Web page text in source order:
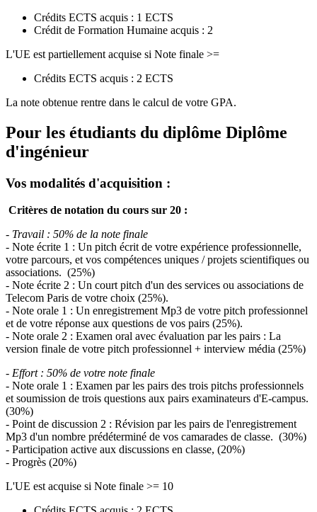
Crédits ECTS acquis : 1 ECTS
Crédit de Formation Humaine acquis : 2
L'UE est partiellement acquise si Note finale >=
Crédits ECTS acquis : 2 ECTS
La note obtenue rentre dans le calcul de votre GPA.
Pour les étudiants du diplôme Diplôme
d'ingénieur
Vos modalités d'acquisition :
Critères de notation du cours sur 20 :
- Travail : 50% de la note finale
- Note écrite 1 : Un pitch écrit de votre expérience professionnelle,
votre parcours, et vos compétences uniques / projets scientifiques ou
associations. (25%)
- Note écrite 2 : Un court pitch d'un des services ou associations de
Telecom Paris de votre choix (25%).
- Note orale 1 : Un enregistrement Mp3 de votre pitch professionnel
et de votre réponse aux questions de vos pairs (25%).
- Note orale 2 : Examen oral avec évaluation par les pairs : La
version finale de votre pitch professionnel + interview média (25%)
- Effort : 50% de votre note finale
- Note orale 1 : Examen par les pairs des trois pitchs professionnels
et soumission de trois questions aux pairs examinateurs d'E-campus.
(30%)
- Point de discussion 2 : Révision par les pairs de l'enregistrement
Mp3 d'un nombre prédéterminé de vos camarades de classe. (30%)
- Participation active aux discussions en classe, (20%)
- Progrès (20%)
L'UE est acquise si Note finale >= 10